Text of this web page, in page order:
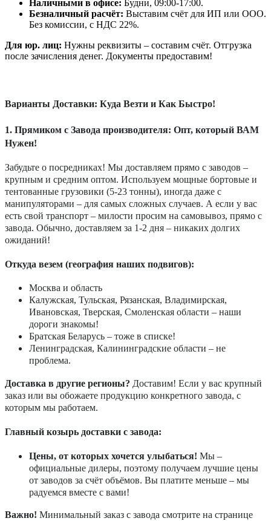
Наличными в офисе: Будни, 09:00-17:00.
Безналичный расчёт: Выставим счёт для ИП или ООО.
Без комиссии, с НДС 22%.
Для юр. лиц: Нужны реквизиты – составим счёт. Отгрузка
после зачисления денег. Документы предоставим!
Варианты Доставки: Куда Везти и Как Быстро!
1. Прямиком с Завода производителя: Опт, который ВАМ
Нужен!
Забудьте о посредниках! Мы доставляем прямо с заводов –
крупным и средним оптом. Используем мощные бортовые и
тентованные грузовики (5-23 тонны), иногда даже с
манипуляторами – для самых сложных случаев. А если у вас
есть свой транспорт – милости просим на самовывоз, прямо с
завода. Обычно, доставляем за 1-2 дня – никаких долгих
ожиданий!
Откуда везем (география наших подвигов):
Москва и область
Калужская, Тульская, Рязанская, Владимирская,
Ивановская, Тверская, Смоленская области – наши
дороги знакомы!
Братская Беларусь – тоже в списке!
Ленинградская, Калининградские области – не
проблема.
Доставка в другие регионы? Доставим! Если у вас крупный
заказ или вы обожаете продукцию конкретного завода, с
которым мы работаем.
Главный козырь доставки с завода:
Цены, от которых хочется улыбаться! Мы –
официальные дилеры, поэтому получаем лучшие цены
от заводов за счёт объёмов. Вы платите меньше – мы
радуемся вместе с вами!
Важно! Минимальный заказ с завода смотрите на странице